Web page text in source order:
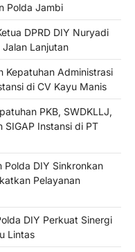
Polda Jambi
DPRD DIY Nuryadi
Lanjutan
Kepatuhan Administrasi
di CV Kayu Manis
PKB, SWDKLLJ,
SIGAP Instansi di PT
Polda DIY Sinkronkan
Pelayanan
DIY Perkuat Sinergi
Lintas